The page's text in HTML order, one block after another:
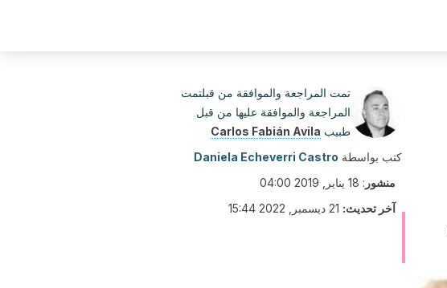
تمت المراجعة والموافقة من قبلتمت
المراجعة والموافقة عليها من قبل
طبيب Carlos Fabián Avila
كتب بواسطة Daniela Echeverri Castro
منشور : 18 يناير, 2019 04:00
آخر تحديث: 21 ديسمبر, 2022 15:44